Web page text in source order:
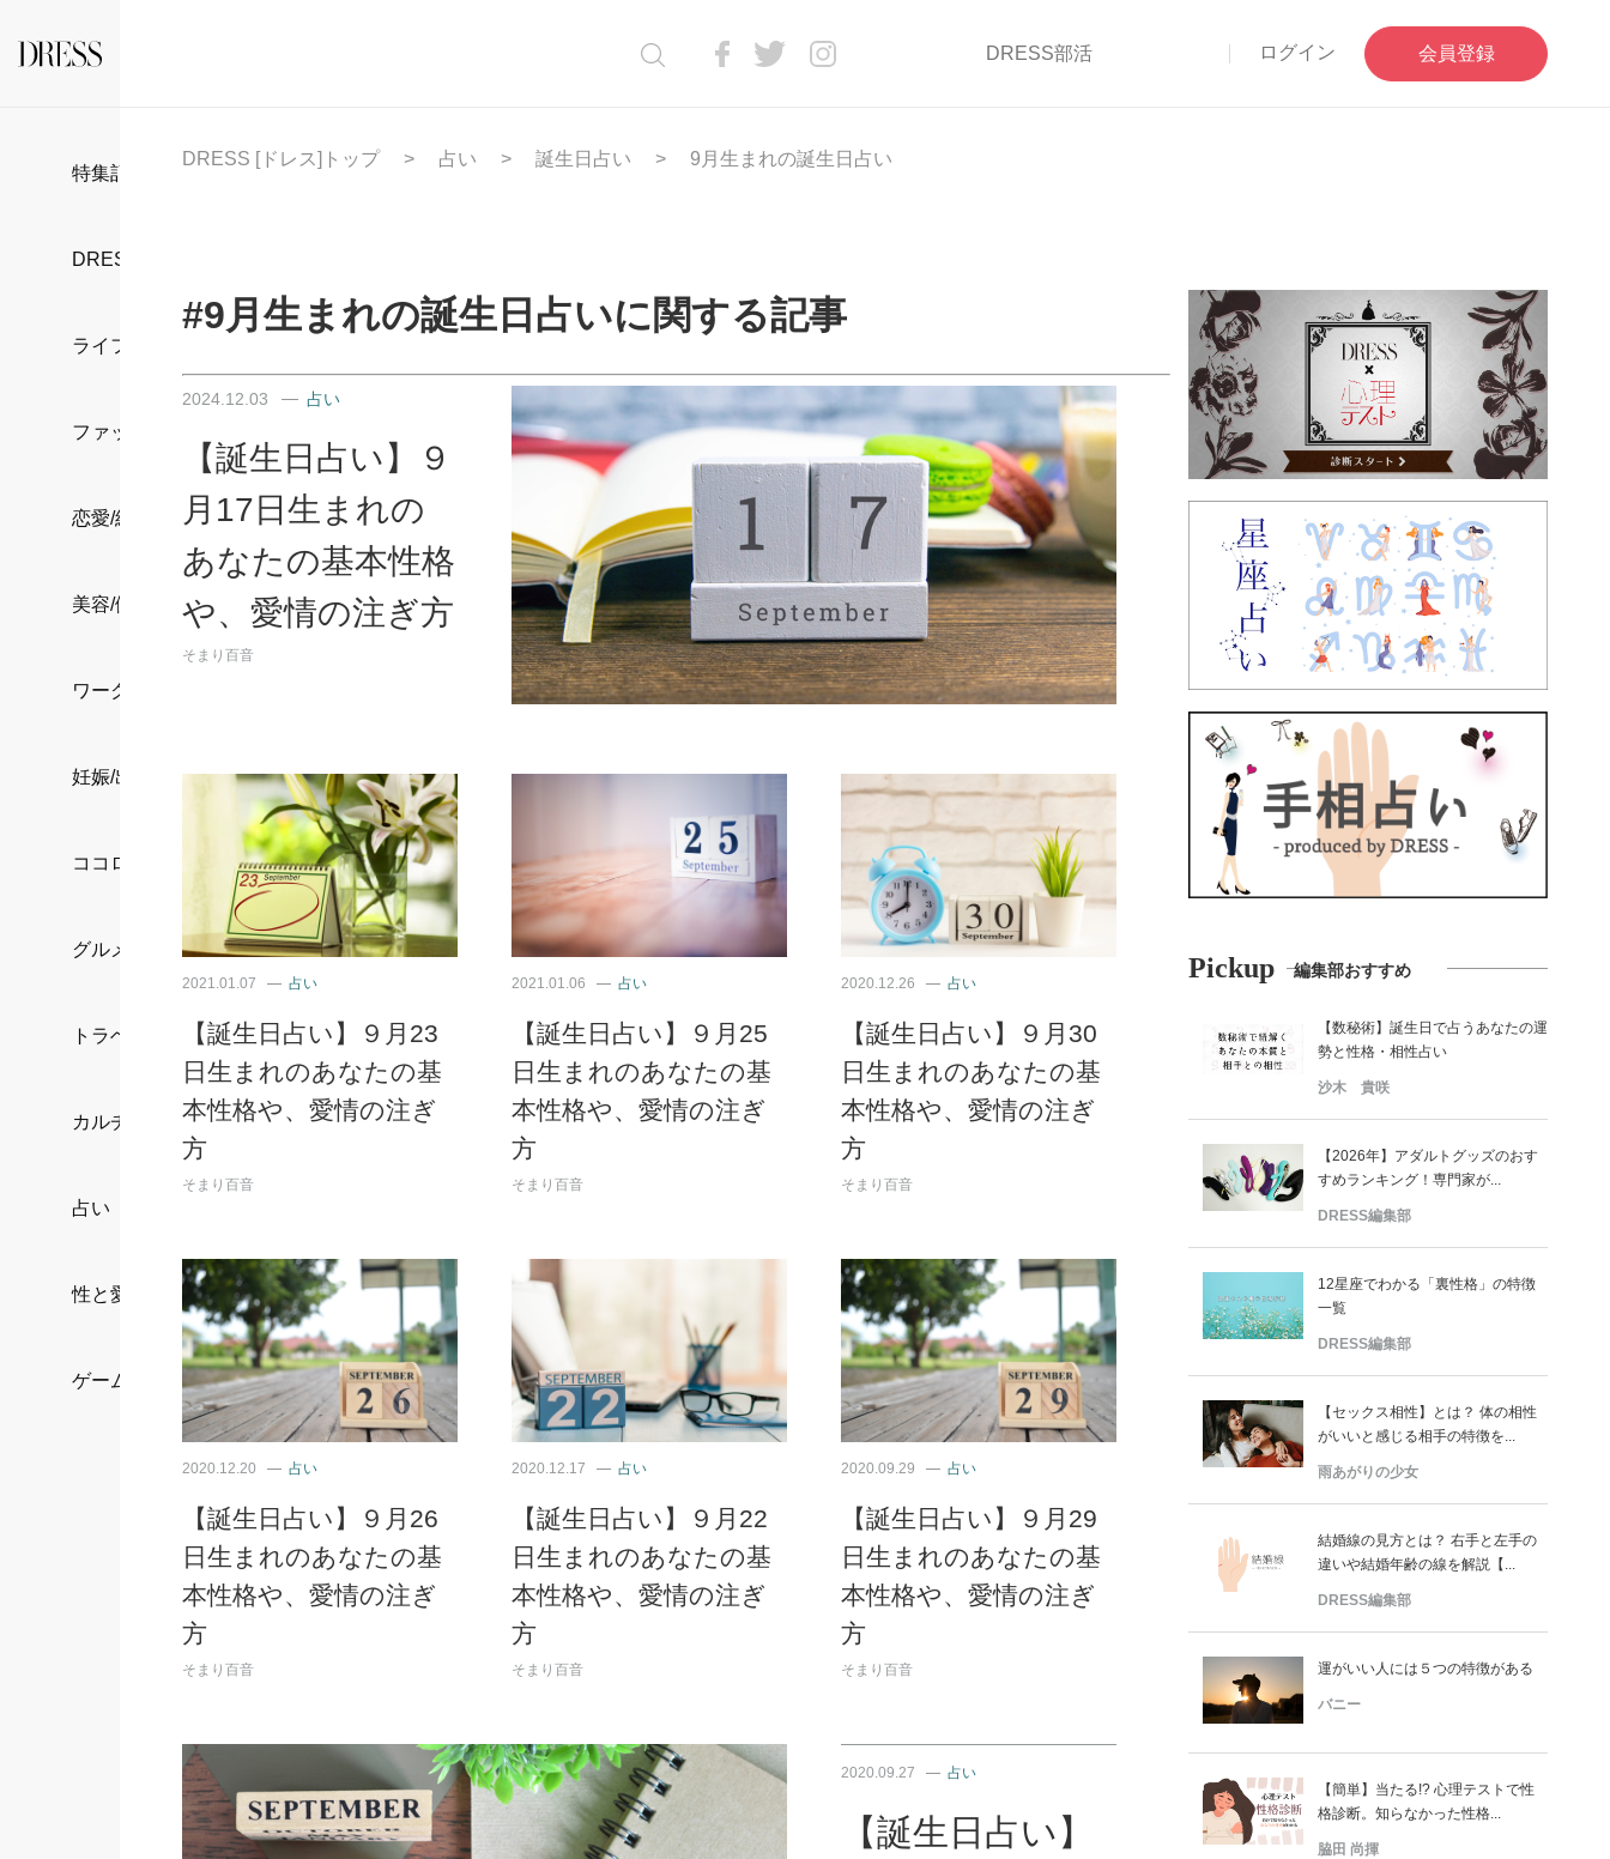
DRESS部活 ログイン 会員登録
特集記事
DRESS部活
ライフスタイル
ファッション
恋愛/結婚/離婚
美容/健康
ワークスタイル
妊娠/出産/家族
ココロ/カラダ
グルメ
トラベル
カルチャー/エンタメ
占い
性と愛
ゲーム
DRESS [ドレス]トップ 占い 誕生日占い 9月生まれの誕生日占い
#9月生まれの誕生日占いに関する記事
2024.12.03 占い
【誕生日占い】９
月17日生まれの
あなたの基本性格
や、愛情の注ぎ方
そまり百音
2021.01.07 占い
【誕生日占い】９月23
日生まれのあなたの基
本性格や、愛情の注ぎ
方
そまり百音
2021.01.06 占い
【誕生日占い】９月25
日生まれのあなたの基
本性格や、愛情の注ぎ
方
そまり百音
2020.12.26 占い
【誕生日占い】９月30
日生まれのあなたの基
本性格や、愛情の注ぎ
方
そまり百音
2020.12.20 占い
【誕生日占い】９月26
日生まれのあなたの基
本性格や、愛情の注ぎ
方
そまり百音
2020.12.17 占い
【誕生日占い】９月22
日生まれのあなたの基
本性格や、愛情の注ぎ
方
そまり百音
2020.09.29 占い
【誕生日占い】９月29
日生まれのあなたの基
本性格や、愛情の注ぎ
方
そまり百音
2020.09.27 占い
【誕生日占い】
Pickup 編集部おすすめ
【数秘術】誕生日で占うあなたの運
勢と性格・相性占い
沙木 貴咲
【2026年】アダルトグッズのおす
すめランキング！専門家が...
DRESS編集部
12星座でわかる「裏性格」の特徴
一覧
DRESS編集部
【セックス相性】とは？ 体の相性
がいいと感じる相手の特徴を...
雨あがりの少女
結婚線の見方とは？ 右手と左手の
違いや結婚年齢の線を解説【...
DRESS編集部
運がいい人には５つの特徴がある
バニー
【簡単】当たる!? 心理テストで性
格診断。知らなかった性格...
脇田 尚揮